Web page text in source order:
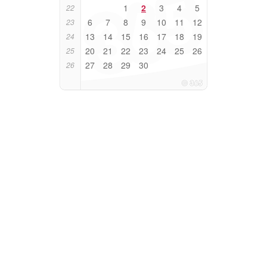
22 1 2 3 4 5
23 6 7 8 9 10 11 12
24 13 14 15 16 17 18 19
25 20 21 22 23 24 25 26
26 27 28 29 30